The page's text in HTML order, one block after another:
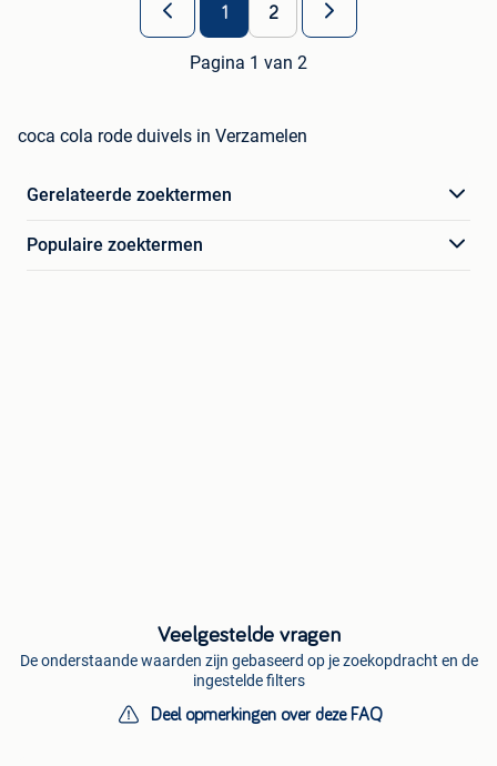
1 2
Pagina 1 van 2
coca cola rode duivels in Verzamelen
Gerelateerde zoektermen
Populaire zoektermen
Veelgestelde vragen
De onderstaande waarden zijn gebaseerd op je zoekopdracht en de
ingestelde filters
Deel opmerkingen over deze FAQ